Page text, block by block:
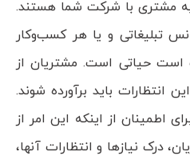
مشتری با شرکت شما هستند.
تبلیغاتی و یا هر کسب‌وکار
است حیاتی است. مشتریان از
انتظارات باید برآورده شوند.
اطمینان از اینکه این امر از
درک نیازها و انتظارات آنها،